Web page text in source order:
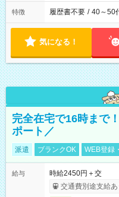
特徴 履歴書不要 / 40～50
気になる！
完全在宅で16時まで
ポート／
派遣 ブランクOK WEB登録
給与
時給2450円＋交
交通費別途支給あ